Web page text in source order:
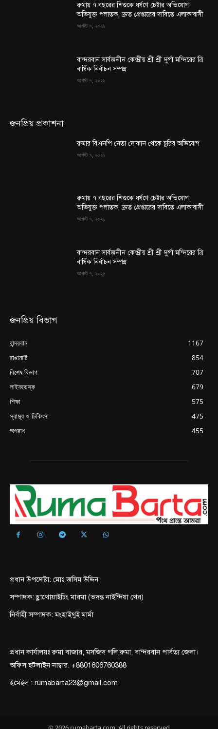
রুমায় ৭ বছরের শিশুকে ধর্ষণে চেষ্টার অভিযোগ:
অভিযুক্ত পলাতক, দ্রুত গ্রেপ্তারের দাবিতে এলাকাবাসী
আগস্ট ৭, ২০২৬
বান্দরবান সার্বজনীন কেন্দ্রীয় শ্রী শ্রী দুর্গা মন্দিরের ত্রি
বার্ষিক নির্বাচন সম্পন্ন
আগস্ট ৭, ২০২৬
জনপ্রিয় প্রকাশনা
রুমার বিএনপি নেতা দোকান থেকে চুরির অভিযোগ
আগস্ট ৭, ২০২৬
রুমায় ৭ বছরের শিশুকে ধর্ষণে চেষ্টার অভিযোগ:
অভিযুক্ত পলাতক, দ্রুত গ্রেপ্তারের দাবিতে এলাকাবাসী
আগস্ট ৭, ২০২৬
বান্দরবান সার্বজনীন কেন্দ্রীয় শ্রী শ্রী দুর্গা মন্দিরের ত্রি
বার্ষিক নির্বাচন সম্পন্ন
আগস্ট ৭, ২০২৬
জনপ্রিয় বিভাগ
বান্দরবান
1167
রাঙামাটি
854
বিশেষ বিভাগ
707
লাইফডেস্ক
679
শিক্ষা
575
স্বাস্থ্য ও চিকিৎসা
475
অপরাধ
455
প্রধান উপদেষ্টা: মোঃ জসিম উদ্দিন
সম্পাদক: হ্লাথোয়াইচিং মারমা (ভদন্ত নাইন্দিয়া থের)
নির্বাহী সম্পাদক: মংহাইথুই মার্মা
প্রধান কার্যালয়ঃ রুমা বাজার, মসজিদ গলি,রুমা, বান্দরবান পার্বত্য জেলা।
অফিস হটলাইন নাম্বার: +8801606760388
ইমেইল : rumabarta23@gmail.com